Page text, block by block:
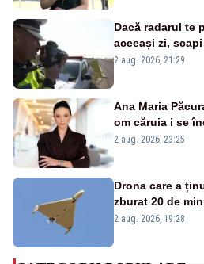
Dacă radarul te
aceeași zi,
Ce spune legea
2 aug. 2026, 21:29
Ana Maria
om căruia i se
portiță?”
2 aug. 2026, 23:25
Drona care a
zburat 20 de
României. Au
2 aug. 2026, 19:28